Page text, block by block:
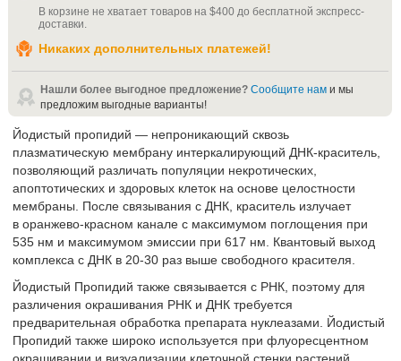
В корзине не хватает товаров на $400 до бесплатной экспресс-
доставки
Никаких дополнительных платежей!
Нашли более выгодное предложение? Сообщите нам и мы
предложим выгодные варианты!
Йодистый пропидий — непроникающий сквозь
плазматическую мембрану интеркалирующий ДНК-краситель,
позволяющий различать популяции некротических,
апоптотических и здоровых клеток на основе целостности
мембраны. После связывания с ДНК, краситель излучает
в оранжево-красном канале с максимумом поглощения при
535 нм и максимумом эмиссии при 617 нм. Квантовый выход
комплекса с ДНК в 20-30 раз выше свободного красителя.
Йодистый Пропидий также связывается с РНК, поэтому для
различения окрашивания РНК и ДНК требуется
предварительная обработка препарата нуклеазами. Йодистый
Пропидий также широко используется при флуоресцентном
окрашивании и визуализации клеточной стенки растений.